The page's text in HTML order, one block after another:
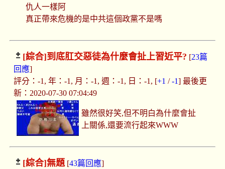
仇人一樣阿
真正帶來危機的是中共這個政黨不是嗎
[綜合]到底肛交惡徒為什麼會扯上習近平? [23篇
回應]
評分：-1, 年：-1, 月：-1, 週：-1, 日：-1, [+1 /-1] 最後更
新：2020-07-30 07:04:49
雖然很好笑,但不明白為什麼會扯
上關係,還要流行起來WWW
[綜合]無題[43篇回應]